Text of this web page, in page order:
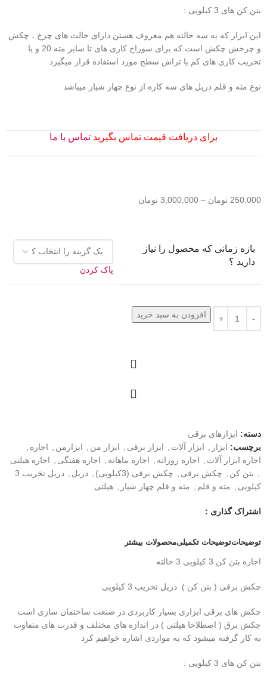
بتن کن های 3 کیلویی :
این ابزار که به سه حالته هم معروف هستن دارای حالت های چرخ ، چکش
و چرخش چکش است که برای سوراخ کاری های تا سایز مته 20 و یا
تخریب کاری های کم یا تراش سطح مورد استفاده قرار میگیرد
نوع مته و قلم دریل های سه کاره از نوع چهار شیار میباشد
برای دریافت قیمت تماس بگیرید تماس با ما
250,000 تومان –
3,000,000 تومان
بازه زمانی که محصول را نیاز
دارید ؟
پاک کردن
افزودن به سبد خرید
دسته: ابزارهای برقی
برچسب: ابزار ابزار آلات ابزار برقی ابزار من ابزارمن اجاره
اجاره ابزار آلات
اجاره روزانه اجاره ماهانه اجاره هفتگی
اجاره هیلتی
بتن کن چکش برقی چکش برقی (3کیلویی) دریل
دریل تخریب 3
کیلویی
مته و قلم مته و قلم چهار شیار هیلتی
اشتراک گذاری :
توضیحاتتوضیحات تکمیلیمحصولات بیشتر
اجاره بتن کن 3 کیلویی 3 حالته
چکش برقی ( بتن کن ) دریل تخریب 3 کیلویی
چکش های برقی ابزاری بسیار کاربردی در صنعت ساختمان سازی است
چکش برق ( اصطلاحا هیلتی ) در اندازه های مختلف و قدرت های متفاوت
به کار گرفته میشود که به مواردی اشاره خواهیم کرد
بتن کن های 3 کیلویی :